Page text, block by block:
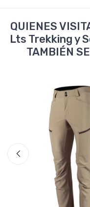
QUIENES
Lts Trekking y
TAMBIÉN